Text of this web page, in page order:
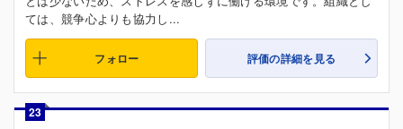
ては、競争心よりも協力し...
フォロー 評価の詳細を見る
23